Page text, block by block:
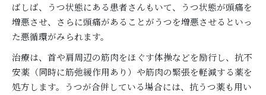
ばしば、うつ状態にある患者さんもいて、うつ状態が頭痛を
増悪させ、さらに頭痛があることがうつを増悪させるといっ
た悪循環がみられます。
治療は、首や肩周辺の筋肉をほぐす体操などを励行し、抗不
安薬（同時に筋弛緩作用あり）や筋肉の緊張を軽減する薬を
処方します。うつが合併している場合には、抗うつ薬も用い